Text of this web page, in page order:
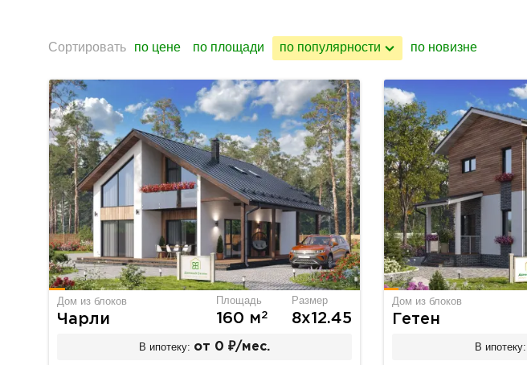
Сортировать по цене по площади по популярности по новизне
Дом из блоков
Чарли
Площадь
160 м2
Размер
8х12.45
В ипотеку: от 0 ₽/мес.
Дом из блоков
Гетен
В ипотеку: